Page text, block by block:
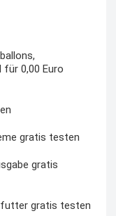
0,00 Euro
gratis testen
gratis
gratis testen